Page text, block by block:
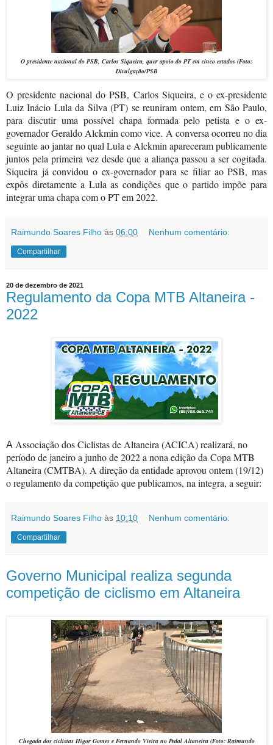
O presidente nacional do PSB, Carlos Siqueira, quer apoio do PT em cinco estados (Foto:
Divulgação/PSB
O presidente nacional do PSB, Carlos Siqueira, e o ex-presidente
Luiz Inácio Lula da Silva (PT) se reuniram ontem, em São Paulo,
para discutir uma possível chapa formada pelo petista e o ex-
governador Geraldo Alckmin como vice. A conversa ocorreu no dia
seguinte ao jantar no qual Lula e Alckmin apareceram publicamente
juntos pela primeira vez desde que a aliança passou a ser cogitada.
Siqueira já convidou o ex-governador para se filiar ao PSB, mas
expôs diretamente a Lula as condições que o partido impõe para
integrar uma chapa com o PT em 2022.
Raimundo Soares Filho às 06:00 Nenhum comentário:
Compartilhar
20 de dezembro de 2021
Regulamento da Copa MTB Altaneira -
2022
A Associação dos Ciclistas de Altaneira (ACICA) realizará, no
período de janeiro a junho de 2022 a nona edição da Copa MTB
Altaneira (CMTBA). A direção da entidade aprovou ontem (19/12)
o regulamento da competição que publicamos, na integra, a seguir:
Raimundo Soares Filho às 10:10 Nenhum comentário:
Compartilhar
Governo Municipal realiza segunda
competição de ciclismo em Altaneira
Chegada dos ciclistas Higor Gomes e Fernando Vieira no Pedal Altaneira (Foto: Raimundo